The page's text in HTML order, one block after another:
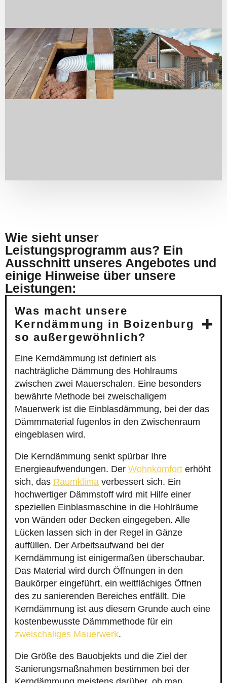
Wie sieht unser
Leistungsprogramm aus? Ein
Ausschnitt unseres Angebotes und
einige Hinweise über unsere
Leistungen:
Was macht unsere
Kerndämmung in Boizenburg
so außergewöhnlich?
Eine Kerndämmung ist definiert als
nachträgliche Dämmung des Hohlraums
zwischen zwei Mauerschalen. Eine besonders
bewährte Methode bei zweischaligem
Mauerwerk ist die Einblasdämmung, bei der das
Dämmmaterial fugenlos in den Zwischenraum
eingeblasen wird.
Die Kerndämmung senkt spürbar Ihre
Energieaufwendungen. Der Wohnkomfort erhöht
sich, das Raumklima verbessert sich. Ein
hochwertiger Dämmstoff wird mit Hilfe einer
speziellen Einblasmaschine in die Hohlräume
von Wänden oder Decken eingegeben. Alle
Lücken lassen sich in der Regel in Gänze
auffüllen. Der Arbeitsaufwand bei der
Kerndämmung ist einigermaßen überschaubar.
Das Material wird durch Öffnungen in den
Baukörper eingeführt, ein weitflächiges Öffnen
des zu sanierenden Bereiches entfällt. Die
Kerndämmung ist aus diesem Grunde auch eine
kostenbewusste Dämmmethode für ein
zweischaliges Mauerwerk.
Die Größe des Bauobjekts und die Ziel der
Sanierungsmaßnahmen bestimmen bei der